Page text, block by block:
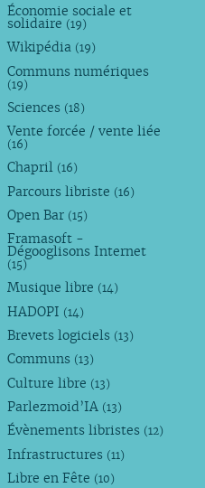
Économie sociale et
solidaire (19)
Wikipédia (19)
Communs numériques
(19)
Sciences (18)
Vente forcée / vente liée
(16)
Chapril (16)
Parcours libriste (16)
Open Bar (15)
Framasoft -
Dégooglisons Internet
(15)
Musique libre (14)
HADOPI (14)
Brevets logiciels (13)
Communs (13)
Culture libre (13)
Parlezmoid’IA (13)
Évènements libristes (12)
Infrastructures (11)
Libre en Fête (10)